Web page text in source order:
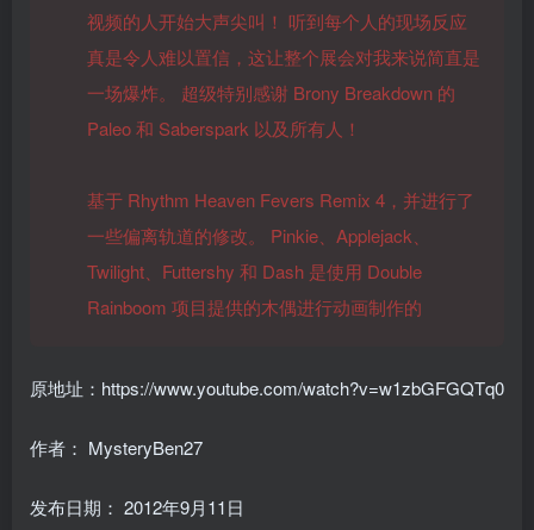
视频的人开始大声尖叫！ 听到每个人的现场反应
真是令人难以置信，这让整个展会对我来说简直是
一场爆炸。 超级特别感谢 Brony Breakdown 的
Paleo 和 Saberspark 以及所有人！
基于 Rhythm Heaven Fevers Remix 4，并进行了
一些偏离轨道的修改。 Pinkie、Applejack、
Twilight、Futtershy 和 Dash 是使用 Double
Rainboom 项目提供的木偶进行动画制作的
原地址：https://www.youtube.com/watch?v=w1zbGFGQTq0
作者： MysteryBen27
发布日期： 2012年9月11日